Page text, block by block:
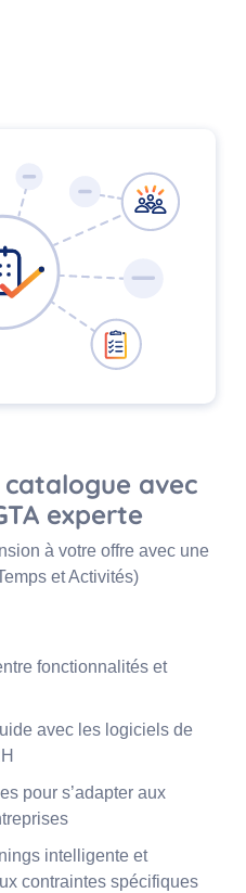
avec
experte
à votre offre avec une
et Activités)
fonctionnalités et
avec les logiciels de
pour s’adapter aux
intelligente et
contraintes spécifiques